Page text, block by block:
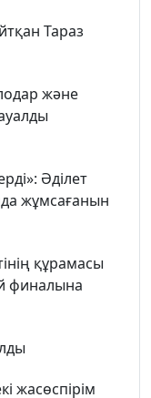
Тараз
және
Әділет
жұмсағанын
құрамасы
финалына
жасөспірім